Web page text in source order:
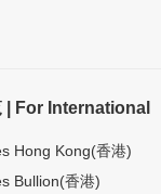
| For International
Hong Kong(香港)
Bullion(香港)